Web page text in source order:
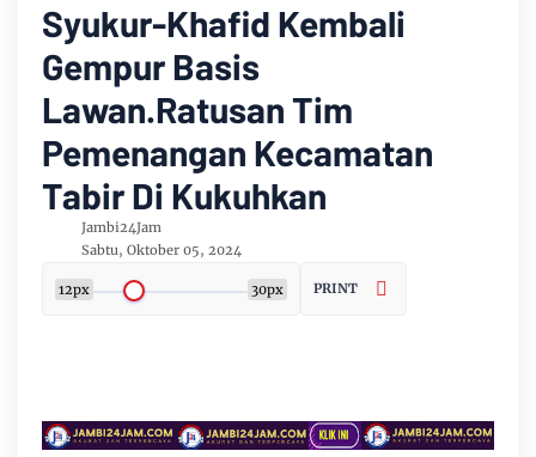
Syukur-Khafid Kembali
Gempur Basis
Lawan.Ratusan Tim
Pemenangan Kecamatan
Tabir Di Kukuhkan
Jambi24Jam
Sabtu, Oktober 05, 2024
12px 30px PRINT